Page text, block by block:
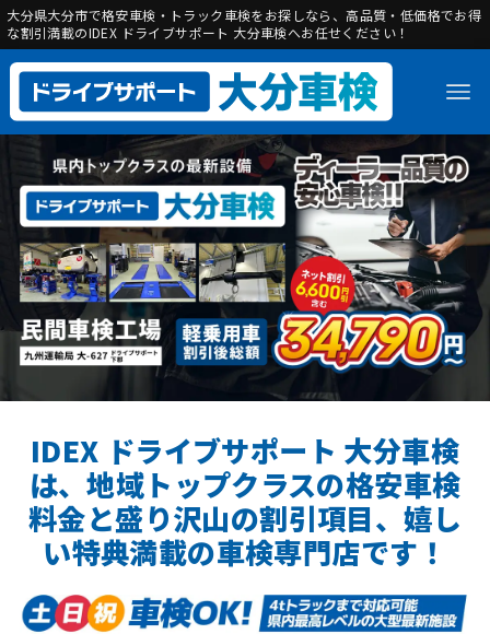
大分県大分市で格安車検・トラック車検をお探しなら、高品質・低価格でお得
な割引満載のIDEX ドライブサポート 大分車検へお任せください！
IDEX ドライブサポート 大分車検
は、地域トップクラスの格安車検
料金と盛り沢山の割引項目、嬉し
い特典満載の車検専門店です！